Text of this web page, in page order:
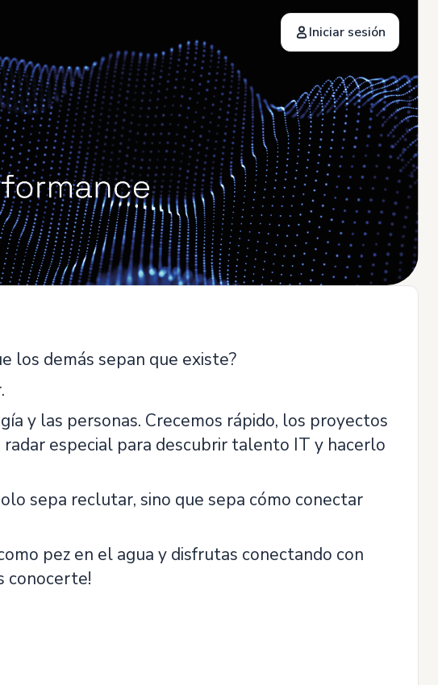
Iniciar sesión
los demás sepan que existe?
y las personas. Crecemos rápido, los proyectos
especial para descubrir talento IT y hacerlo
sepa reclutar, sino que sepa cómo conectar
pez en el agua y disfrutas conectando con
conocerte!